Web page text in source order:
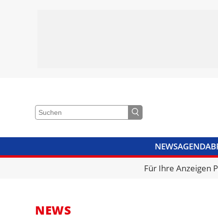
NEWSAGENDA
VIDEOSBIBLIOTHEK
Für Ihre Anzeigen
NEWS